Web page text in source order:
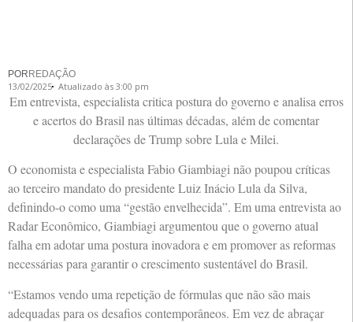
POR REDAÇÃO
13/02/2025 Atualizado às 3:00 pm
Em entrevista, especialista critica postura do governo e analisa erros
e acertos do Brasil nas últimas décadas, além de comentar
declarações de Trump sobre Lula e Milei.
O economista e especialista Fabio Giambiagi não poupou críticas
ao terceiro mandato do presidente Luiz Inácio Lula da Silva,
definindo-o como uma “gestão envelhecida”. Em uma entrevista ao
Radar Econômico, Giambiagi argumentou que o governo atual
falha em adotar uma postura inovadora e em promover as reformas
necessárias para garantir o crescimento sustentável do Brasil.
“Estamos vendo uma repetição de fórmulas que não são mais
adequadas para os desafios contemporâneos. Em vez de abraçar